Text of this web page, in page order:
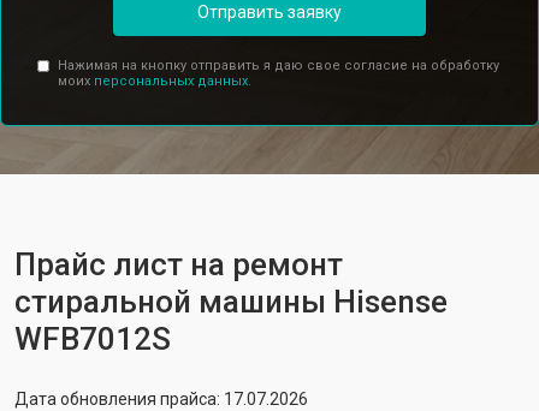
Отправить заявку
Нажимая на кнопку отправить я даю свое согласие на обработку
моих персональных данных.
Прайс лист на ремонт
стиральной машины Hisense
WFB7012S
Дата обновления прайса: 17.07.2026